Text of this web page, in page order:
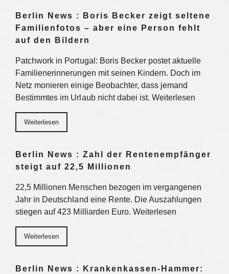
Berlin News : Boris Becker zeigt seltene
Familienfotos – aber eine Person fehlt
auf den Bildern
Patchwork in Portugal: Boris Becker postet aktuelle
Familienerinnerungen mit seinen Kindern. Doch im
Netz monieren einige Beobachter, dass jemand
Bestimmtes im Urlaub nicht dabei ist. Weiterlesen
Weiterlesen
Berlin News : Zahl der Rentenempfänger
steigt auf 22,5 Millionen
22,5 Millionen Menschen bezogen im vergangenen
Jahr in Deutschland eine Rente. Die Auszahlungen
stiegen auf 423 Milliarden Euro. Weiterlesen
Weiterlesen
Berlin News : Krankenkassen-Hammer: